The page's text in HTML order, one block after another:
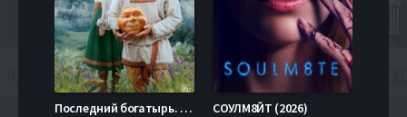
Последний богатырь. Колобок (2026) СОУЛМ8ЙТ (2026)